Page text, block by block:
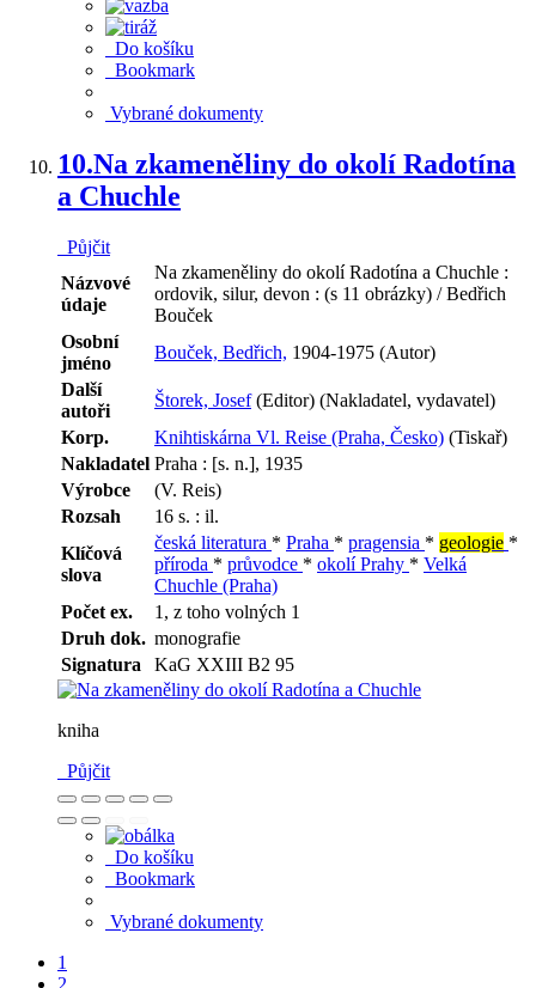
Do košíku
Bookmark
Vybrané dokumenty
10.Na zkameněliny do okolí Radotína
a Chuchle
Půjčit
Názvové
údaje
Na zkameněliny do okolí Radotína a Chuchle :
ordovik, silur, devon : (s 11 obrázky) / Bedřich
Bouček
Osobní
jméno
Bouček, Bedřich, 1904-1975 (Autor)
Další
autoři
Štorek, Josef(Editor) (Nakladatel, vydavatel)
Korp.
Knihtiskárna Vl. Reise (Praha, Česko) (Tiskař)
Nakladatel Praha : [s. n.], 1935
Výrobce
(V. Reis)
Rozsah
16 s. : il.
Klíčová
slova
česká literatura * Praha * pragensia * geologie *
příroda * průvodce * okolí Prahy * Velká
Chuchle (Praha)
Počet ex.
1, z toho volných 1
Druh dok. monografie
Signatura
KaG XXIII B2 95
kniha
Půjčit
Do košíku
Bookmark
Vybrané dokumenty
1
2